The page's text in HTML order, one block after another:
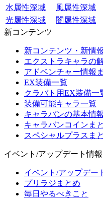
水属性深域
風属性深域
光属性深域
闇属性深域
新コンテンツ
新コンテンツ・新情
エクストラキャラの
アドベンチャー情報
EX装備一覧
クラバト用EX装備一
装備可能キャラ一覧
キャラバンの基本情報
キャラバンコインま
スペシャルプラスま
イベント/アップデート情報
イベント/アップデー
プリラジまとめ
毎日やるべきこと